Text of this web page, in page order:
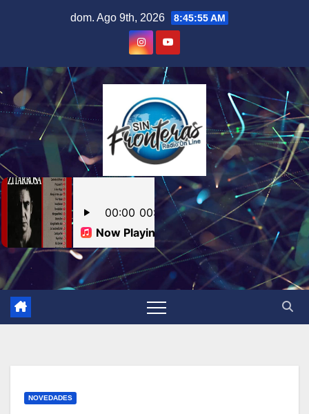
dom. Ago 9th, 2026 8:45:56 AM
NOVEDADES